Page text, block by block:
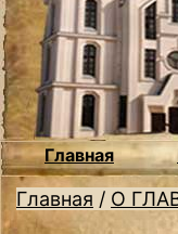
Главная
Главная / О